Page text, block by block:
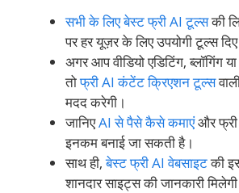
सभी के लिए बेस्ट फ्री AI टूल्सकी
पर हर यूज़र के लिए उपयोगी टूल्स
अगर आप वीडियो एडिटिंग, ब्लॉगिंग
तोफ्री AI कंटेंट क्रिएशन टूल्स
मदद करेगी।
जानिएAI से पैसे कैसे कमाएंऔर
इनकम बनाई जा सकती है।
साथ ही,बेस्ट फ्री AI वेबसाइटकी
शानदार साइट्स की जानकारी